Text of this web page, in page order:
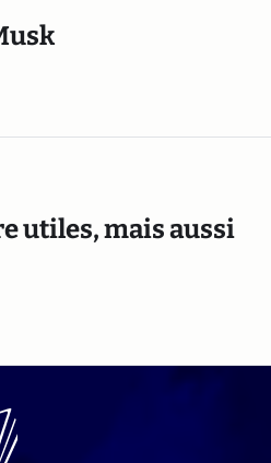
utiles, mais aussi